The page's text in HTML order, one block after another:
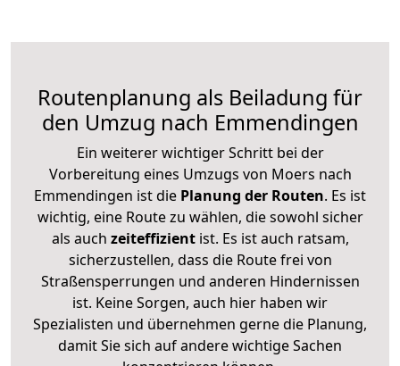
Routenplanung als Beiladung für
den Umzug nach Emmendingen
Ein weiterer wichtiger Schritt bei der
Vorbereitung eines Umzugs von Moers nach
Emmendingen ist die Planung der Routen. Es ist
wichtig, eine Route zu wählen, die sowohl sicher
als auch zeiteffizientist. Es ist auch ratsam,
sicherzustellen, dass die Route frei von
Straßensperrungen und anderen Hindernissen
ist. Keine Sorgen, auch hier haben wir
Spezialisten und übernehmen gerne die Planung,
damit Sie sich auf andere wichtige Sachen